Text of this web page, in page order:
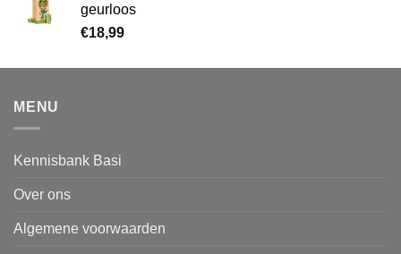
geurloos
€18,99
MENU
Kennisbank Basi
Over ons
Algemene voorwaarden